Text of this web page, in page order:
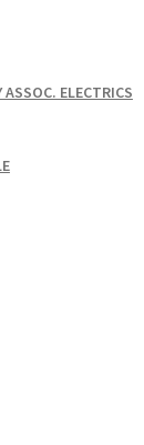
ASSOC. ELECTRICS